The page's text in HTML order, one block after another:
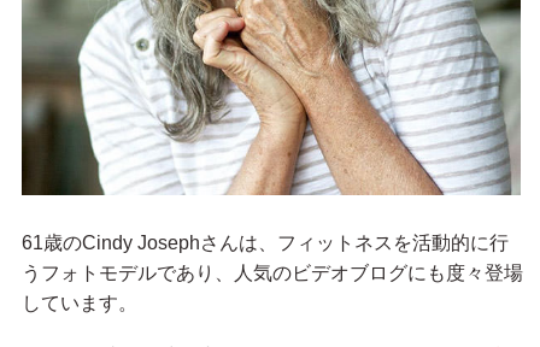
61歳のCindy Josephさんは、フィットネスを活動的に行
うフォトモデルであり、人気のビデオブログにも度々登場
しています。